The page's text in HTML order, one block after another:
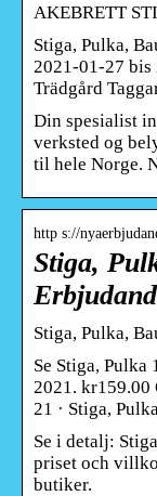
AKEBRETT
Stiga, Pulka,
2021-01-27
Trädgård
Din spesialist
verksted og
til hele Norge.
http s://
Stiga,
Stiga, Pulka,
Se Stiga,
2021.
21 · Stiga,
Se i detalj:
priset och
butiker.